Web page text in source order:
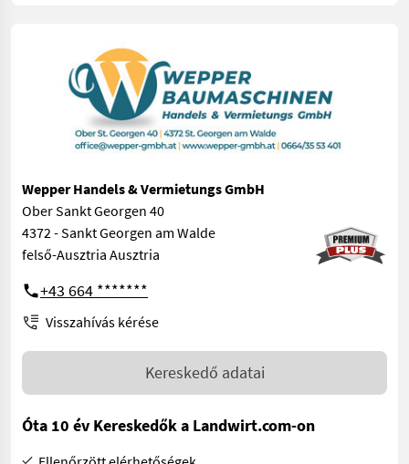
Wepper Handels & Vermietungs GmbH
Ober Sankt Georgen 40
4372 - Sankt Georgen am Walde
felső-Ausztria Ausztria
+43 664 *******
Visszahívás kérése
Kereskedő adatai
Óta 10 év Kereskedők a Landwirt.com-on